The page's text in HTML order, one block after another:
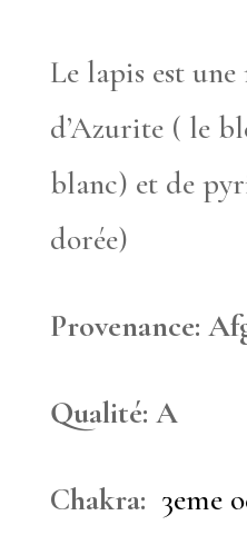
Le lapis est
d’Azurite ( le
blanc) et de
dorée)
Provenance:
Qualité: A
Chakra: 3eme